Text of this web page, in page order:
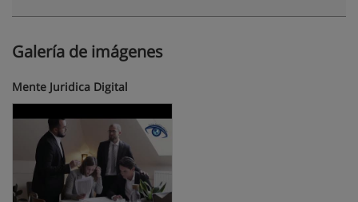
Galería de imágenes
Mente Juridica Digital